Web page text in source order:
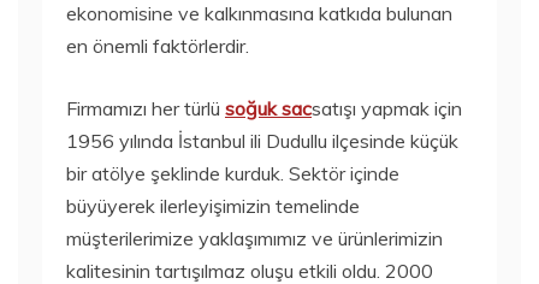
ekonomisine ve kalkınmasına katkıda bulunan
en önemli faktörlerdir.
Firmamızı her türlü soğuk sacsatışı yapmak için
1956 yılında İstanbul ili Dudullu ilçesinde küçük
bir atölye şeklinde kurduk. Sektör içinde
büyüyerek ilerleyişimizin temelinde
müşterilerimize yaklaşımımız ve ürünlerimizin
kalitesinin tartışılmaz oluşu etkili oldu. 2000